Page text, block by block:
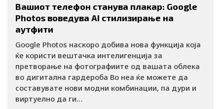
Вашиот телефон станува плакар: Google
Photos воведува AI стилизирање на
аутфити
Google Photos наскоро добива нова функција која
ќе користи вештачка интелигенција за
претворање на фотографиите од вашата облека
во дигитална гардероба Во неа ќе можете да
составувате нови модни комбинации, па дури и
виртуелно да ги…